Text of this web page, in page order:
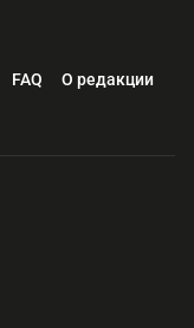
FAQ
О редакции